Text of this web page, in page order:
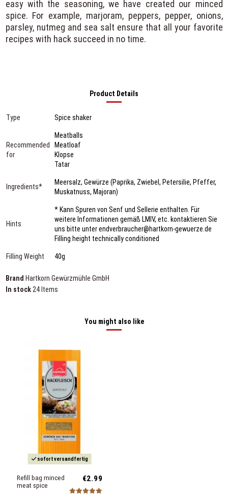
easy with the seasoning, we have created our minced
spice. For example, marjoram, peppers, pepper, onions,
parsley, nutmeg and sea salt ensure that all your favorite
recipes with hack succeed in no time.
Product Details
Type Spice shaker
Recommended
for
Meatballs
Meatloaf
Klopse
Tatar
Ingredients*
Meersalz, Gewürze (Paprika, Zwiebel, Petersilie, Pfeffer,
Muskatnuss, Majoran)
Hints
* Kann Spuren von Senf und Sellerie enthalten. Für
weitere Informationen gemäß LMIV, etc. kontaktieren Sie
uns bitte unter endverbraucher@hartkorn-gewuerze.de
Filling height technically conditioned
Filling Weight 40g
Brand Hartkorn Gewürzmühle GmbH
In stock 24 Items
You might also like
sofort versandfertig
Refill bag minced
meat spice
€2.99